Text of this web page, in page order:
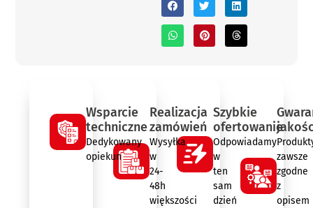
Wsparcie
techniczne
Dedykowany
opiekun
Realizacja
zamówień
Wysyłka
w
24-
48h
większości
Szybkie
ofertowanie
Odpowiadamy
w
ten
sam
dzień
zawsze
zgodne
z
opisem